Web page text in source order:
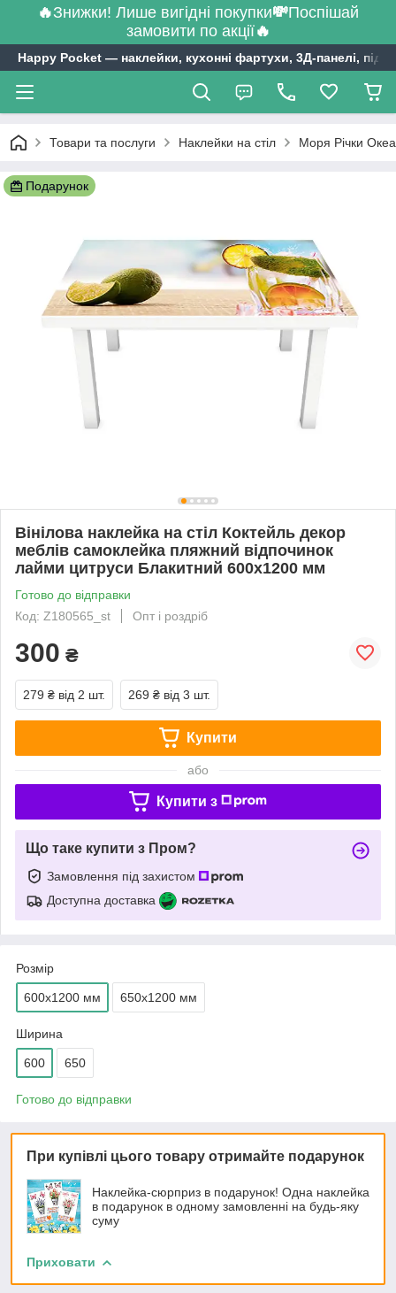
🔥Знижки! Лише вигідні покупки💸Поспішай
замовити по акції🔥
Happy Pocket ― наклейки, кухонні фартухи, 3Д-панелі,
Товари та послуги Наклейки на стіл Моря Річки
Подарунок
Вінілова наклейка на стіл Коктейль декор
меблів самоклейка пляжний відпочинок
лайми цитруси Блакитний 600х1200 мм
Готово до відправки
Код: Z180565_st
Опт і роздріб
300 ₴
279 ₴ від 2 шт. 269 ₴ від 3 шт.
Купити
або
Купити з
Що таке купити з Пром?
Замовлення під захистом
Доступна доставка
Розмір
600х1200 мм 650х1200 мм
Ширина
600 650
Готово до відправки
При купівлі цього товару отримайте подарунок
Наклейка-сюрприз в подарунок! Одна наклейка
в подарунок в одному замовленні на будь-яку
суму
Приховати